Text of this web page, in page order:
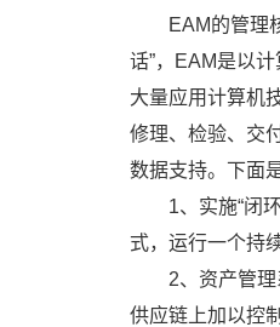
EAM的管理
话”，EAM是以
大量应用计算机
修理、检验、交
数据支持。下面
1、实施“闭
式，运行一个持
2、资产管
供应链上加以控